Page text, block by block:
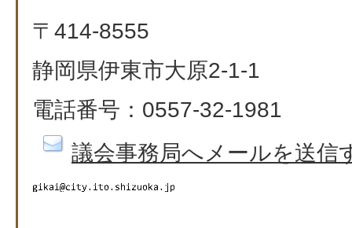
〒414-8555
静岡県伊東市大原2-1-1
電話番号：0557-32-1981
議会事務局へメールを送信